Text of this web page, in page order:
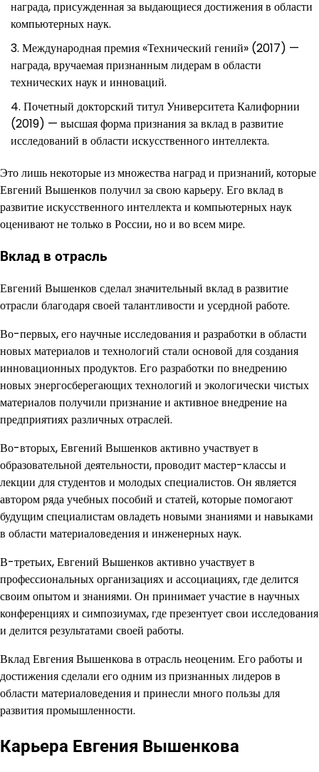
награда, присужденная за выдающиеся достижения в области
компьютерных наук.
Международная премия «Технический гений» (2017) —
награда, вручаемая признанным лидерам в области
технических наук и инноваций.
Почетный докторский титул Университета Калифорнии
(2019) — высшая форма признания за вклад в развитие
исследований в области искусственного интеллекта.
Это лишь некоторые из множества наград и признаний, которые
Евгений Вышенков получил за свою карьеру. Его вклад в
развитие искусственного интеллекта и компьютерных наук
оценивают не только в России, но и во всем мире.
Вклад в отрасль
Евгений Вышенков сделал значительный вклад в развитие
отрасли благодаря своей талантливости и усердной работе.
Во-первых, его научные исследования и разработки в области
новых материалов и технологий стали основой для создания
инновационных продуктов. Его разработки по внедрению
новых энергосберегающих технологий и экологически чистых
материалов получили признание и активное внедрение на
предприятиях различных отраслей.
Во-вторых, Евгений Вышенков активно участвует в
образовательной деятельности, проводит мастер-классы и
лекции для студентов и молодых специалистов. Он является
автором ряда учебных пособий и статей, которые помогают
будущим специалистам овладеть новыми знаниями и навыками
в области материаловедения и инженерных наук.
В-третьих, Евгений Вышенков активно участвует в
профессиональных организациях и ассоциациях, где делится
своим опытом и знаниями. Он принимает участие в научных
конференциях и симпозиумах, где презентует свои исследования
и делится результатами своей работы.
Вклад Евгения Вышенкова в отрасль неоценим. Его работы и
достижения сделали его одним из признанных лидеров в
области материаловедения и принесли много пользы для
развития промышленности.
Карьера Евгения Вышенкова